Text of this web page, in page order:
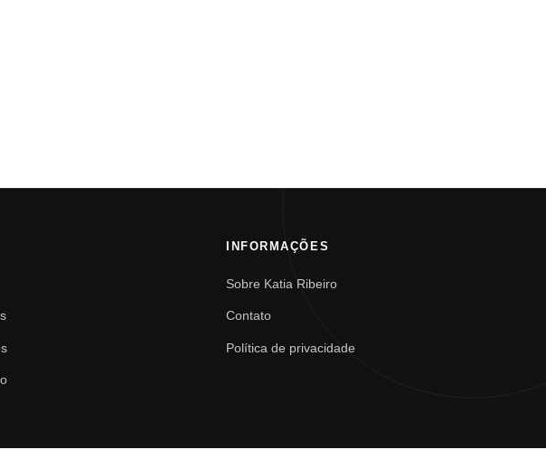
INFORMAÇÕES
Sobre Katia Ribeiro
Contato
Política de privacidade